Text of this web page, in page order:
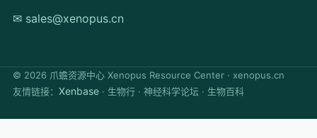
✉ sales@xenopus.cn
© 2026 爪蟾资源中心 Xenopus Resource Center · xenopus.cn
友情链接： Xenbase · 生物行 · 神经科学论坛 · 生物百科